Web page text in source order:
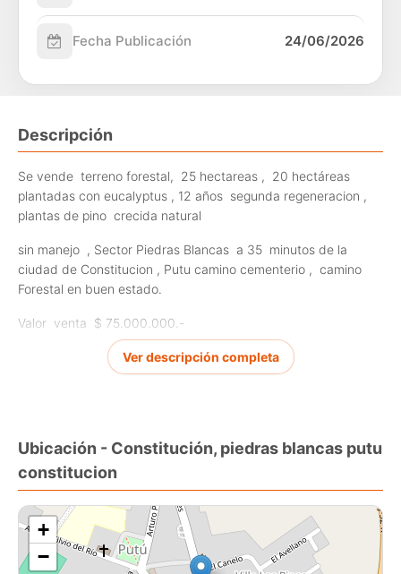
Fecha Publicación 24/06/2026
Descripción
Se vende terreno forestal, 25 hectareas , 20 hectáreas
plantadas con eucalyptus , 12 años segunda regeneracion ,
plantas de pino crecida natural
sin manejo , Sector Piedras Blancas a 35 minutos de la
ciudad de Constitucion , Putu camino cementerio , camino
Forestal en buen estado.
Valor venta $ 75.000.000.-
comision por venta 2 % neto
[Use el formulario de contacto o los medios de contacto
disponibles]
Ver descripción completa
Ubicación - Constitución, piedras blancas putu
constitucion
+
−